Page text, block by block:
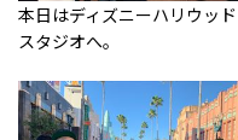
本日はディズニーハリウッド
スタジオへ。